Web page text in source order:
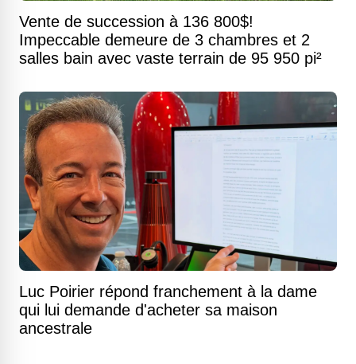
Vente de succession à 136 800$!
Impeccable demeure de 3 chambres et 2
salles bain avec vaste terrain de 95 950 pi²
Luc Poirier répond franchement à la dame
qui lui demande d'acheter sa maison
ancestrale